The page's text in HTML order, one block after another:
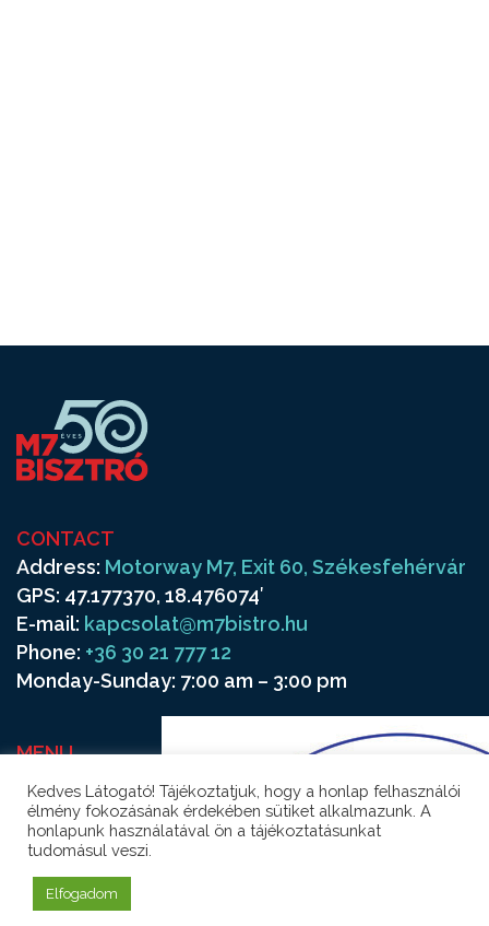
CONTACT
Address: Motorway M7, Exit 60, Székesfehérvár
GPS: 47.177370, 18.476074′
E-mail: kapcsolat@m7bistro.hu
Phone: +36 30 21 777 12
Monday-Sunday: 7:00 am – 3:00 pm
MENU
Frequenters
Contact
© M7BISTRO 2026
Kedves Látogató! Tájékoztatjuk, hogy a honlap felhasználói
élmény fokozásának érdekében sütiket alkalmazunk. A
honlapunk használatával ön a tájékoztatásunkat
tudomásul veszi.
Elfogadom